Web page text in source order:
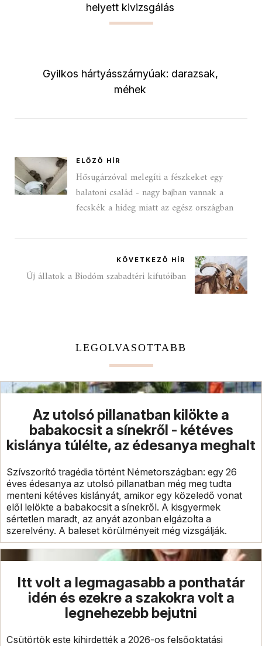
helyett kivizsgálás
Gyilkos hártyásszárnyúak: darazsak,
méhek
ELŐZŐ HÍR
Hősugárzóval melegíti a fészkeket egy
balatoni család - nagy bajban vannak a
fecskék a hideg miatt az egész országban
KÖVETKEZŐ HÍR
Új állatok a Biodóm szabadtéri kifutóiban
LEGOLVASOTTABB
Az utolsó pillanatban kilökte a
babakocsit a sínekről - kétéves
kislánya túlélte, az édesanya meghalt
Szívszorító tragédia történt Németországban: egy 26
éves édesanya az utolsó pillanatban még meg tudta
menteni kétéves kislányát, amikor egy közeledő vonat
elől lelökte a babakocsit a sínekről. A kisgyermek
sértetlen maradt, az anyát azonban elgázolta a
szerelvény. A baleset körülményeit még vizsgálják.
Itt volt a legmagasabb a ponthatár
idén és ezekre a szakokra volt a
legnehezebb bejutni
Csütörtök este kihirdették a 2026-os felsőoktatási